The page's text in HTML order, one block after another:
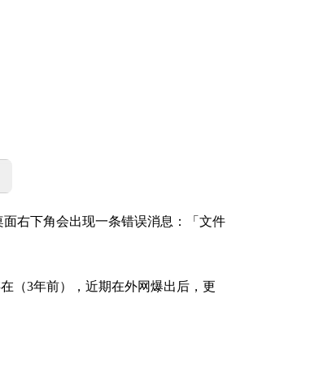
面右下角会出现一条错误消息：「文件
（3年前），近期在外网爆出后，更